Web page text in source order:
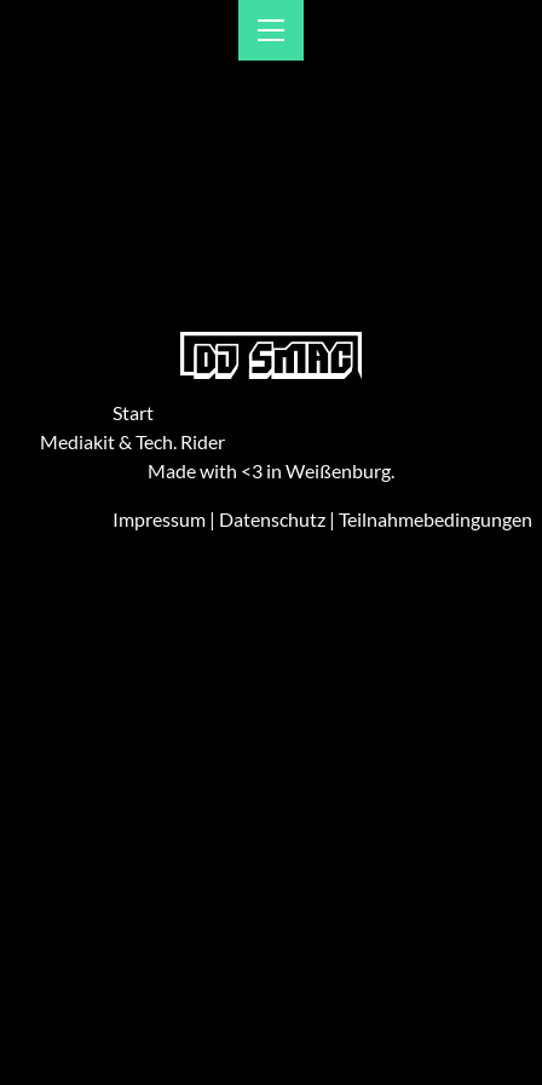
Start
Mediakit & Tech. Rider
Made with <3 in Weißenburg.
Impressum | Datenschutz | Teilnahmebedingungen